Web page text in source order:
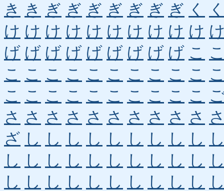
き き ぎ ぎ ぎ ぎ ぎ ぎ ぎ く
け け け け け け け け け け
げ げ げ げ げ げ げ げ げ こ
こ こ こ こ こ こ こ こ こ こ
こ こ こ こ こ こ こ こ こ こ
さ さ さ さ さ さ さ さ さ さ
ざ し し し し し し し し し
し し し し し し し し し し
し し し し し し し し し し